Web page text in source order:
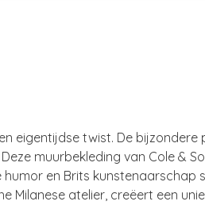
eigentijdse twist. De bijzondere
Deze muurbekleding van Cole &
en Brits kunstenaarschap
Milanese atelier, creëert een